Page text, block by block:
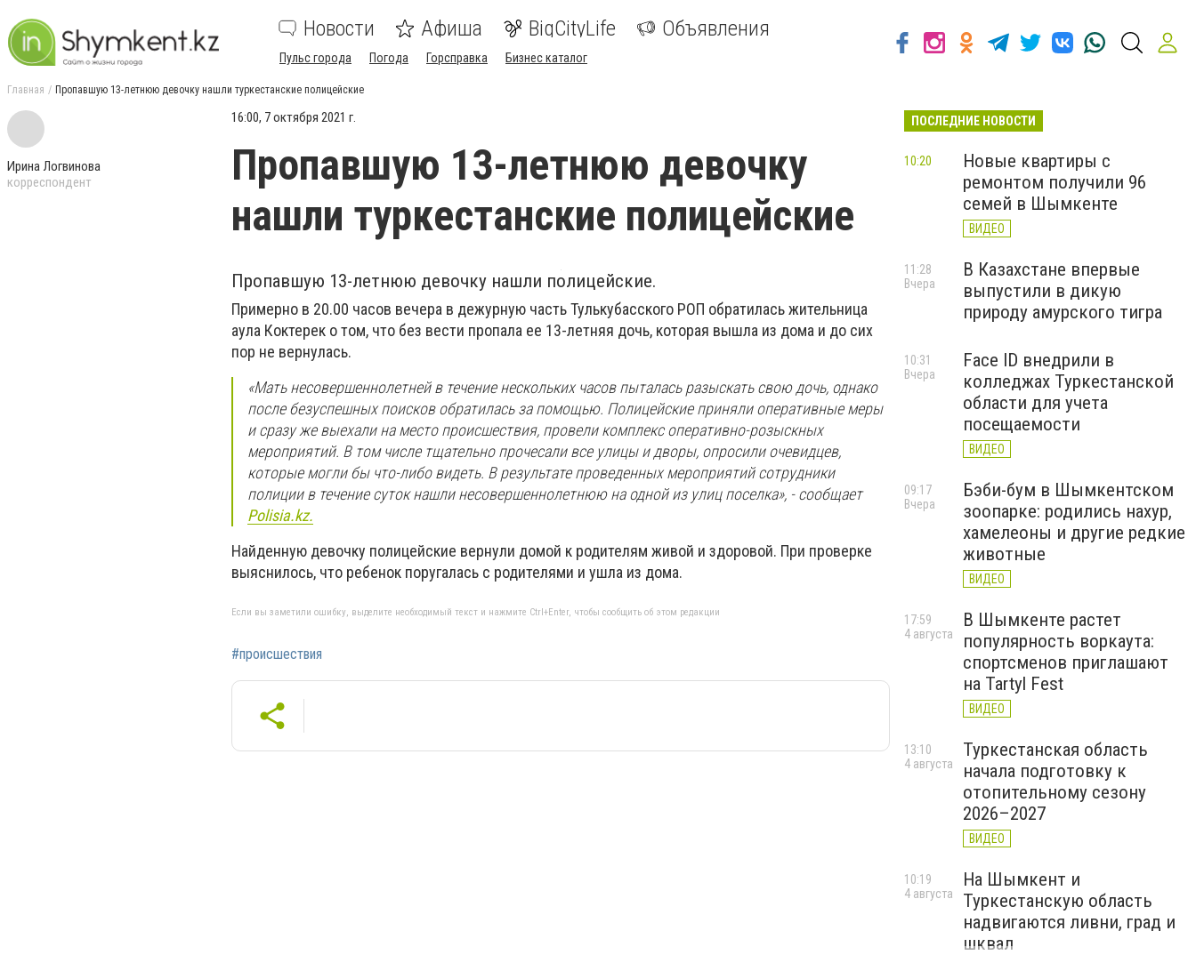
Новости Афиша BigCityLife Объявления
Пульс города Погода Горсправка Бизнес каталог
Главная Пропавшую 13-летнюю девочку нашли туркестанские полицейские
Ирина Логвинова
корреспондент
16:00, 7 октября 2021 г.
Пропавшую 13-летнюю девочку
нашли туркестанские полицейские
Пропавшую 13-летнюю девочку нашли полицейские.
Примерно в 20.00 часов вечера в дежурную часть Тулькубасского РОП обратилась жительница
аула Коктерек о том, что без вести пропала ее 13-летняя дочь, которая вышла из дома и до сих
пор не вернулась.
«Мать несовершеннолетней в течение нескольких часов пыталась разыскать свою дочь, однако
после безуспешных поисков обратилась за помощью. Полицейские приняли оперативные меры
и сразу же выехали на место происшествия, провели комплекс оперативно-розыскных
мероприятий. В том числе тщательно прочесали все улицы и дворы, опросили очевидцев,
которые могли бы что-либо видеть. В результате проведенных мероприятий сотрудники
полиции в течение суток нашли несовершеннолетнюю на одной из улиц поселка», - сообщает
Polisia.kz.
Найденную девочку полицейские вернули домой к родителям живой и здоровой. При проверке
выяснилось, что ребенок поругалась с родителями и ушла из дома.
Если вы заметили ошибку, выделите необходимый текст и нажмите Ctrl+Enter, чтобы сообщить об этом редакции
#происшествия
ПОСЛЕДНИЕ НОВОСТИ
Новые квартиры с
ремонтом получили 96
семей в Шымкенте
ВИДЕО
10:20
В Казахстане впервые
выпустили в дикую
природу амурского тигра
11:28
Вчера
Face ID внедрили в
колледжах Туркестанской
области для учета
посещаемости
ВИДЕО
10:31
Вчера
Бэби-бум в Шымкентском
зоопарке: родились нахур,
хамелеоны и другие редкие
животные
ВИДЕО
09:17
Вчера
В Шымкенте растет
популярность воркаута:
спортсменов приглашают
на Tartyl Fest
ВИДЕО
17:59
4 августа
Туркестанская область
начала подготовку к
отопительному сезону
2026–2027
ВИДЕО
13:10
4 августа
На Шымкент и
Туркестанскую область
надвигаются ливни, град и
шквал
10:19
4 августа